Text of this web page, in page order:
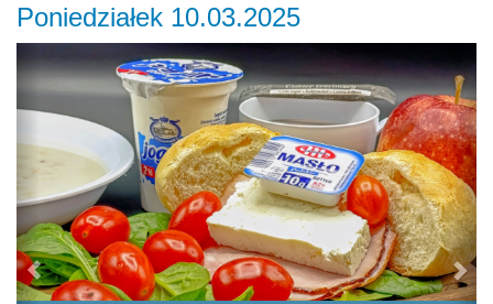
Poniedziałek 10.03.2025
Previous